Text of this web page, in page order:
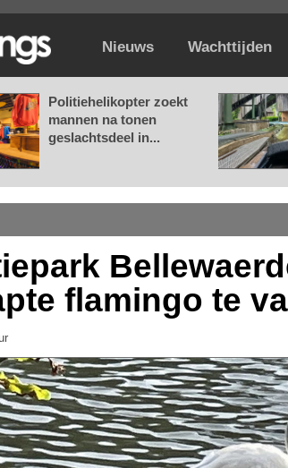
Nieuws Wachttijden
Politiehelikopter zoekt
mannen na tonen
geslachtsdeel in...
flamingo te